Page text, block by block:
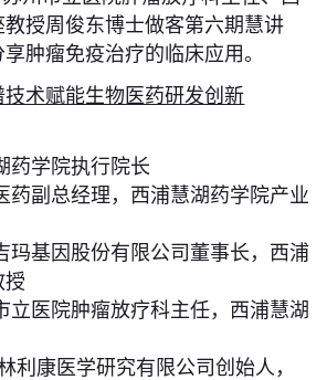
授周俊东博士做客第六期慧讲
肿瘤免疫治疗的临床应用。
术赋能生物医药研发创新
药学院执行院长
药副总经理，西浦慧湖药学院产业
玛基因股份有限公司董事长，西浦
授
立医院肿瘤放疗科主任，西浦慧湖
利康医学研究有限公司创始人，